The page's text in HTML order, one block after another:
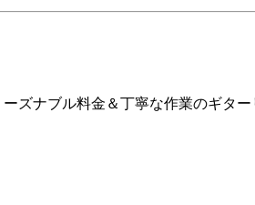
ズナブル料金＆丁寧な作業のギタ